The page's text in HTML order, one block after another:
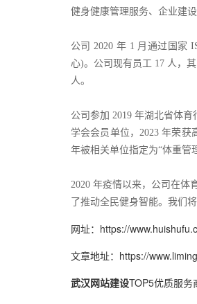
健身健康管理服务、企业建
公司 2020 年 1 月通过国家
心)。公司现有员工 17 人，
人。
公司参加 2019 年湖北省体
学会会员单位，2023 年荣获
年被相关单位指定为“体重管
2020 年疫情以来，公司在体
了推动全民健身智能。我们
网址： https://
文章地址： https://
武汉网站建设TOP5优质服务